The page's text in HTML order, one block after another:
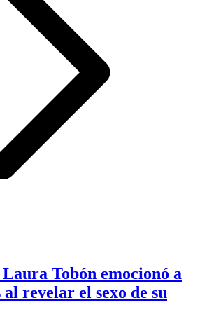
Tobón emocionó a
al revelar el sexo de su